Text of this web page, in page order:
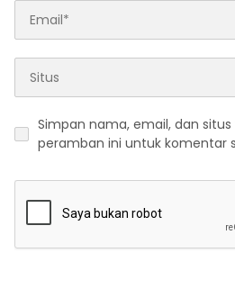
Simpan nama, email, dan
peramban ini untuk komentar